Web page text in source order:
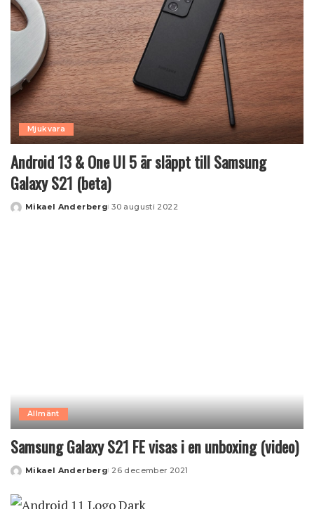
Mjukvara
Android 13 & One UI 5 är släppt till Samsung
Galaxy S21 (beta)
Posted
Mikael Anderberg 30 augusti 2022
Allmänt
Samsung Galaxy S21 FE visas i en unboxing (video)
Posted
Mikael Anderberg 26 december 2021